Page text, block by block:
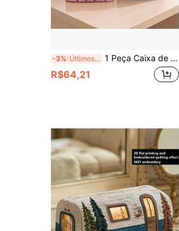
-3% Últimos 2 dias 1 Peça Caixa de Armazenamento de Maquiagem com Compartimento de 3 Camadas e Design de Laço, Armazenamento Espaçoso de 3 Níveis, Estilo Doce e Legal de Menina, Acabamento Rosa com Borda Protetora, Bolsa Organizadora de Maquiagem e Artigos de Toalete Anti-Colisão, Adequada para Viagem, Dormitório, Casa para Amantes de Beleza
R$64,21